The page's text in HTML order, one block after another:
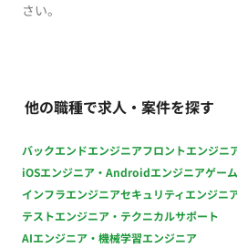
さい。
他の職種で求人・案件を探す
バックエンドエンジニアフロントエンジニ
iOSエンジニア・Androidエンジニアゲー
インフラエンジニアセキュリティエンジニ
テストエンジニア・テクニカルサポート
AIエンジニア・機械学習エンジニア